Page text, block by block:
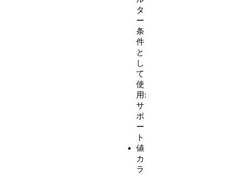
タ
ー
条
件
と
し
て
使
用:
サ
ポ
ー
ト
値
カ
ラ